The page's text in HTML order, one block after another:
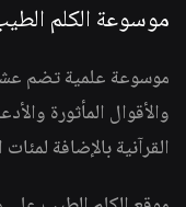
موسوعة الكلم
موسوعة علمية تضم
والأقوال المأثورة
القرآنية بالإضافة